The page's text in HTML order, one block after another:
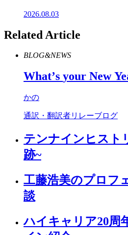
2026.08.03
Related Article
BLOG&NEWS
What’s your New
かの
通訳・翻訳者リレーブログ
テンナインヒスト
跡~
工藤浩美のプロフ
談
ハイキャリア20周